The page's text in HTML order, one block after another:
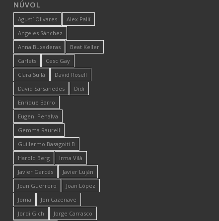
NÚVOL
Agustí Olivares
Alex Pallí
Angeles Sánchez
Anna Buxaderas
Beat Keller
Carlets
Cesc Gay
Clara Sullà
David Rosell
David Sarsanedes
Didi
Enrique Barro
Eugeni Penalva
Gemma Raurell
Guillermo Basagoiti B
Harold Berg
Irma Vilà
Javier Garcés
Javier Luján
Joan Guerrero
Joan López
Joma
Jon Cazenave
Jordi Gich
Jorge Carrasco